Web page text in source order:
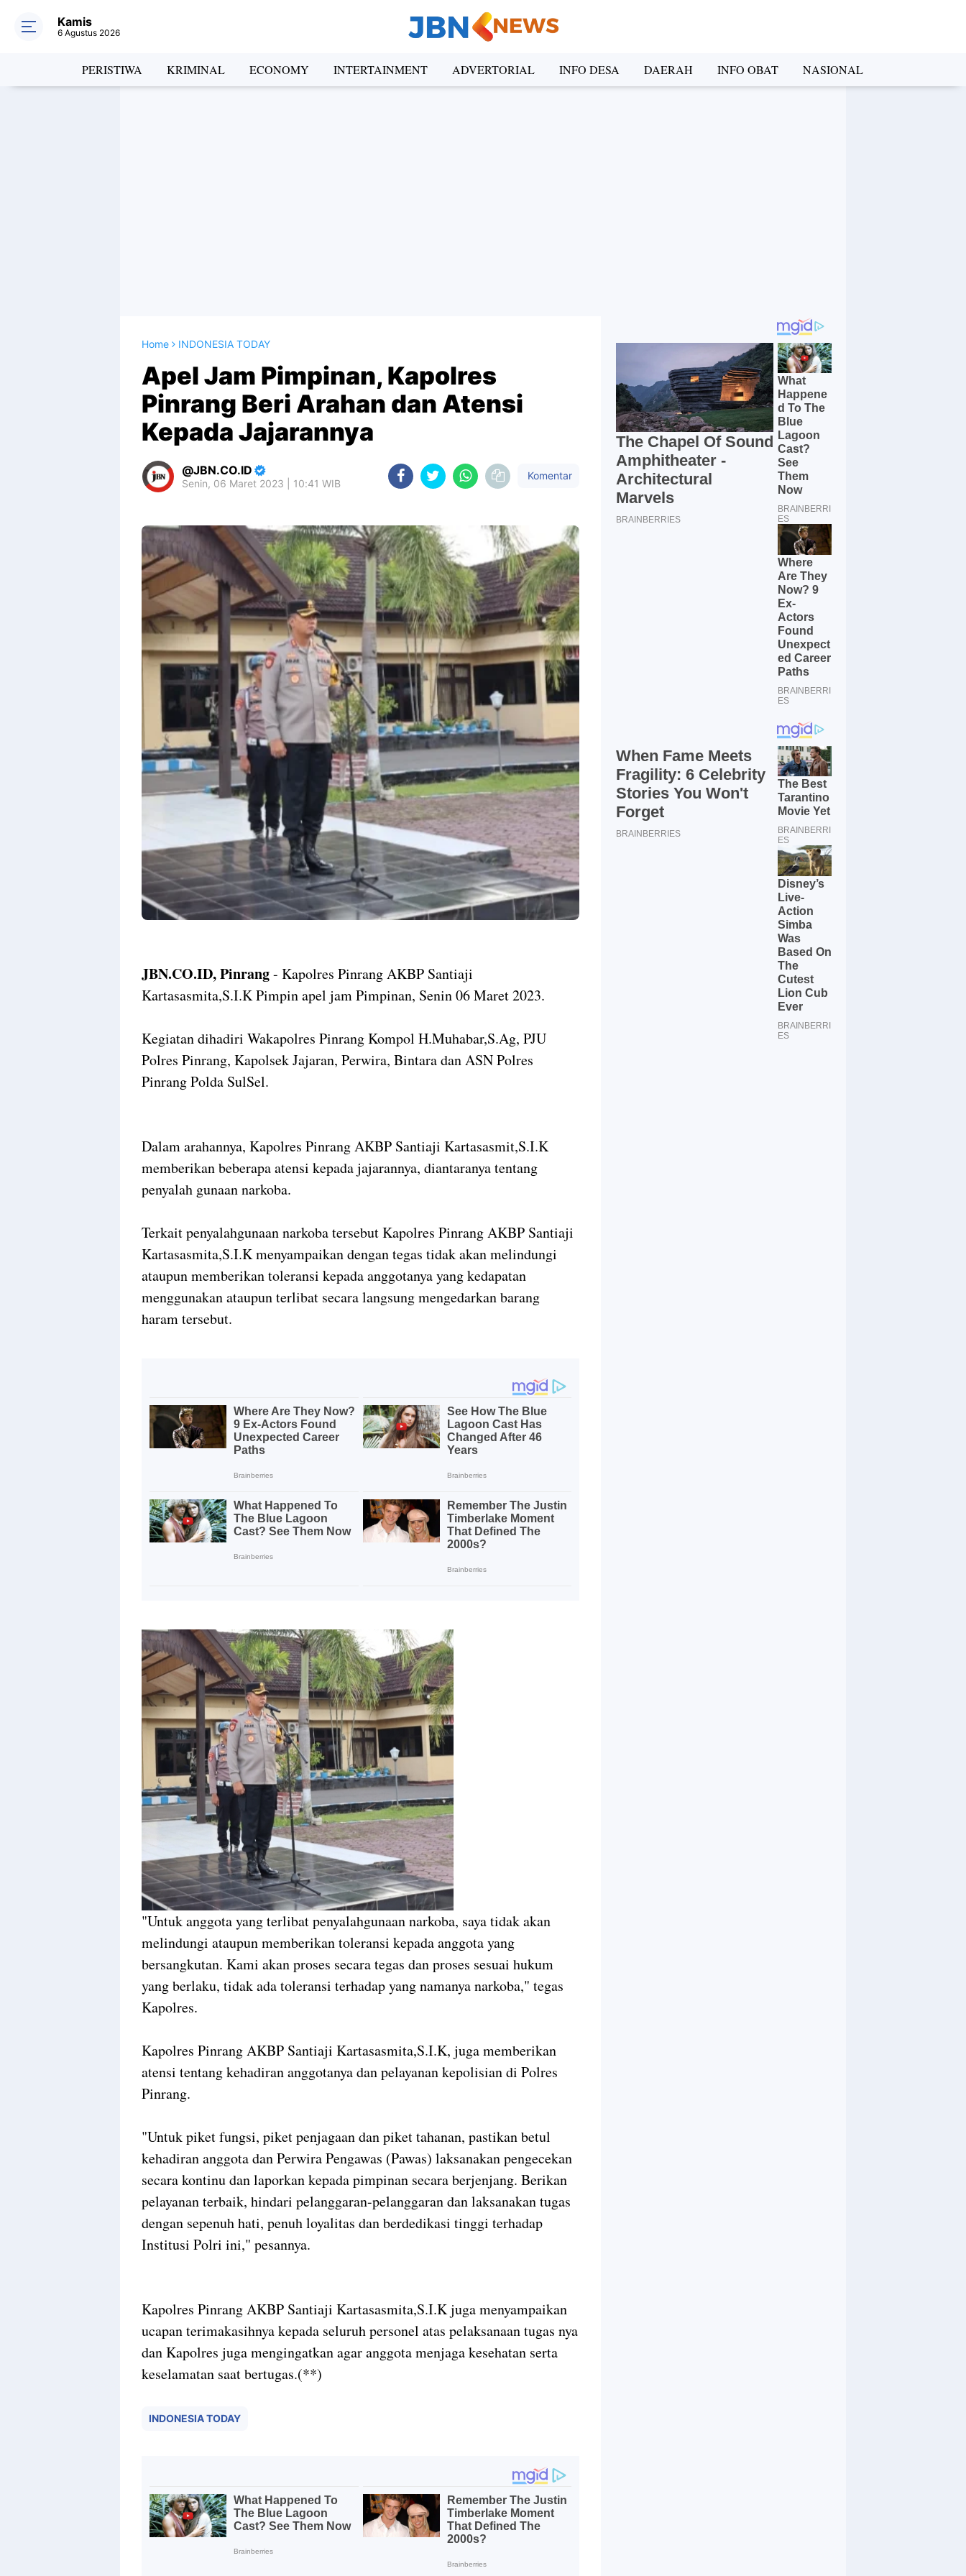
Kamis
6 Agustus 2026
PERISTIWA KRIMINAL ECONOMY INTERTAINMENT ADVERTORIAL INFO DESA DAERAH INFO OBAT NASIONAL
Home INDONESIA TODAY
Apel Jam Pimpinan, Kapolres
Pinrang Beri Arahan dan Atensi
Kepada Jajarannya
JBN.CO.ID
Senin, 06 Maret 2023 | 10:41 WIB
Komentar
JBN.CO.ID, Pinrang- Kapolres Pinrang AKBP Santiaji
Kartasasmita,S.I.K Pimpin apel jam Pimpinan, Senin 06 Maret 2023.
Kegiatan dihadiri Wakapolres Pinrang Kompol H.Muhabar,S.Ag, PJU
Polres Pinrang, Kapolsek Jajaran, Perwira, Bintara dan ASN Polres
Pinrang Polda SulSel.
Dalam arahannya, Kapolres Pinrang AKBP Santiaji Kartasasmit,S.I.K
memberikan beberapa atensi kepada jajarannya, diantaranya tentang
penyalah gunaan narkoba.
Terkait penyalahgunaan narkoba tersebut Kapolres Pinrang AKBP Santiaji
Kartasasmita,S.I.K menyampaikan dengan tegas tidak akan melindungi
ataupun memberikan toleransi kepada anggotanya yang kedapatan
menggunakan ataupun terlibat secara langsung mengedarkan barang
haram tersebut.
"Untuk anggota yang terlibat penyalahgunaan narkoba, saya tidak akan
melindungi ataupun memberikan toleransi kepada anggota yang
bersangkutan. Kami akan proses secara tegas dan proses sesuai hukum
yang berlaku, tidak ada toleransi terhadap yang namanya narkoba," tegas
Kapolres.
Kapolres Pinrang AKBP Santiaji Kartasasmita,S.I.K, juga memberikan
atensi tentang kehadiran anggotanya dan pelayanan kepolisian di Polres
Pinrang.
"Untuk piket fungsi, piket penjagaan dan piket tahanan, pastikan betul
kehadiran anggota dan Perwira Pengawas (Pawas) laksanakan pengecekan
secara kontinu dan laporkan kepada pimpinan secara berjenjang. Berikan
pelayanan terbaik, hindari pelanggaran-pelanggaran dan laksanakan tugas
dengan sepenuh hati, penuh loyalitas dan berdedikasi tinggi terhadap
Institusi Polri ini," pesannya.
Kapolres Pinrang AKBP Santiaji Kartasasmita,S.I.K juga menyampaikan
ucapan terimakasihnya kepada seluruh personel atas pelaksanaan tugas nya
dan Kapolres juga mengingatkan agar anggota menjaga kesehatan serta
keselamatan saat bertugas.(**)
INDONESIA TODAY